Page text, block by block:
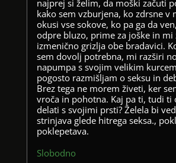
najprej si želim, da moški začuti
kako sem vzburjena, ko zdrsne v
okusi vse sokove, ko pa ga da
odpre bluzo, prime za joške in mi
izmenično grizlja obe bradavici.
sem dovolj potrebna, mi razširi
napumpa s svojim velikim
pogosto razmišljam o seksu in
Brez tega ne morem živeti, ker
vroča in pohotna. Kaj pa ti, tudi ti
delati s svojimi prsti? Želela bi
strinjava glede hitrega seksa.,
poklepetava.
Slobodno